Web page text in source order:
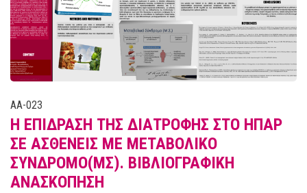
AA-023
Η ΕΠΙΔΡΑΣΗ ΤΗΣ ΔΙΑΤΡΟΦΗΣ ΣΤΟ ΗΠΑΡ
ΣΕ ΑΣΘΕΝΕΙΣ ΜΕ ΜΕΤΑΒΟΛΙΚΟ
ΣΥΝΔΡΟΜΟ(ΜΣ). ΒΙΒΛΙΟΓΡΑΦΙΚΗ
ΑΝΑΣΚΟΠΗΣΗ